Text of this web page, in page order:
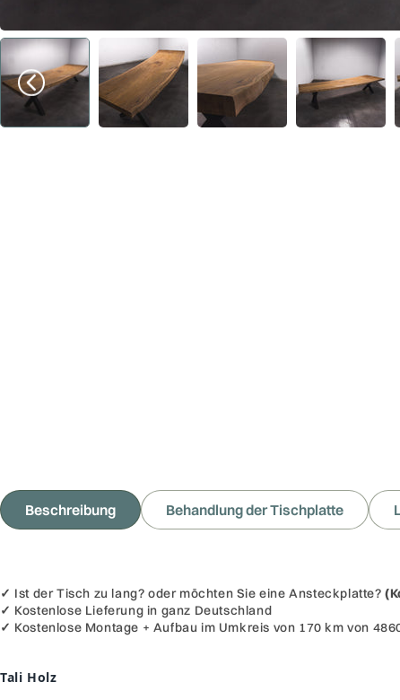
Beschreibung Behandlung der Tischplatte
✓ Ist der Tisch zu lang? oder möchten Sie eine Ansteckplatte?
✓ Kostenlose Lieferung in ganz Deutschland
✓ Kostenlose Montage + Aufbau im Umkreis von 170 km von
Tali Holz